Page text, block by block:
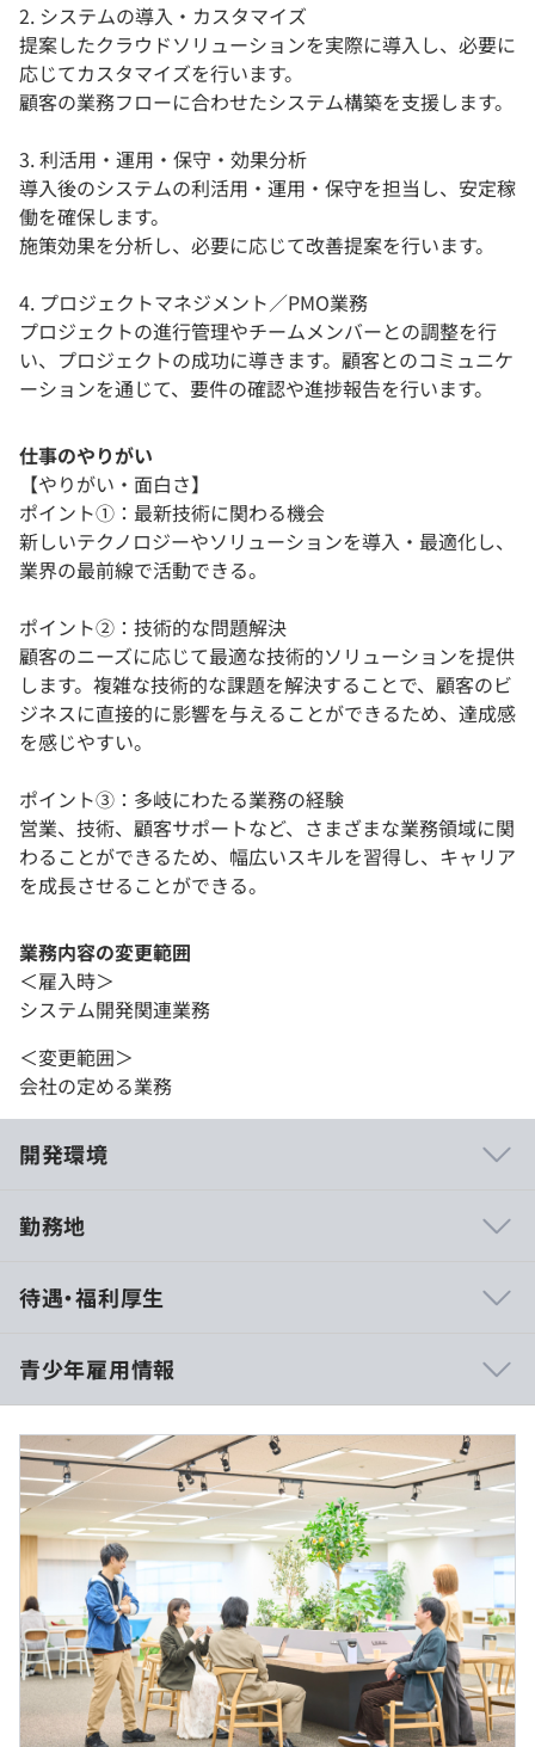
2. システムの導入・カスタマイズ
提案したクラウドソリューションを実際に導入し、必要に
応じてカスタマイズを行います。
顧客の業務フローに合わせたシステム構築を支援します。
3. 利活用・運用・保守・効果分析
導入後のシステムの利活用・運用・保守を担当し、安定稼
働を確保します。
施策効果を分析し、必要に応じて改善提案を行います。
4. プロジェクトマネジメント／PMO業務
プロジェクトの進行管理やチームメンバーとの調整を行
い、プロジェクトの成功に導きます。顧客とのコミュニケ
ーションを通じて、要件の確認や進捗報告を行います。
仕事のやりがい
【やりがい・面白さ】
ポイント①：最新技術に関わる機会
新しいテクノロジーやソリューションを導入・最適化し、
業界の最前線で活動できる。
ポイント②：技術的な問題解決
顧客のニーズに応じて最適な技術的ソリューションを提供
します。複雑な技術的な課題を解決することで、顧客のビ
ジネスに直接的に影響を与えることができるため、達成感
を感じやすい。
ポイント③：多岐にわたる業務の経験
営業、技術、顧客サポートなど、さまざまな業務領域に関
わることができるため、幅広いスキルを習得し、キャリア
を成長させることができる。
業務内容の変更範囲
＜雇入時＞
システム開発関連業務
＜変更範囲＞
会社の定める業務
開発環境
社内人材育成（新入社員研修、階層別研修）制度
スキルフェロー／技術顧問講座
社内公募／自己申告制度
メンター制度
メンバーシップトレーニング（価値観研修）
業務にて使用する端末は、MacBook Proとなります。
時期により世代が異なりますが、基本的には開発が可能
(Docker等が動作可能)なスペックの端末を貸与していま
す。
勤務地
待遇・福利厚生
（※想定年収は年収提示額を保証するものではありません）
9:00 - 18:00
休憩時間：12:00 - 13:00(60分)
平均残業時間：平均11.3時間／月
完全週休2日制(土日)、祝日、有給休暇、夏季休暇(3日)、
青少年雇用情報
過去３年間の新卒採用者数・離職者数
前年度 採用者数411人 離職者数13人
2年度前 採用者数585人 離職者数81人
3年度前 採用者数483人 離職者数119人
研修の有無及び内容
新卒研修ではスキル研修（Webエンジニアとしての基